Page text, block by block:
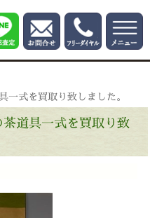
一式を買取り致しました。
道具一式を買取り致